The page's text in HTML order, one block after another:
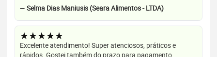
— Selma Dias Maniusis (Seara Alimentos - LTDA)
★★★★★
Excelente atendimento! Super atenciosos, práticos e
rápidos. Gostei também do prazo para pagamento,